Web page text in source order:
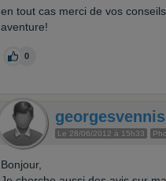
en tout cas merci de vos
aventure!
0
georgesvennis
Le 28/06/2012 à 15h33
Bonjour,